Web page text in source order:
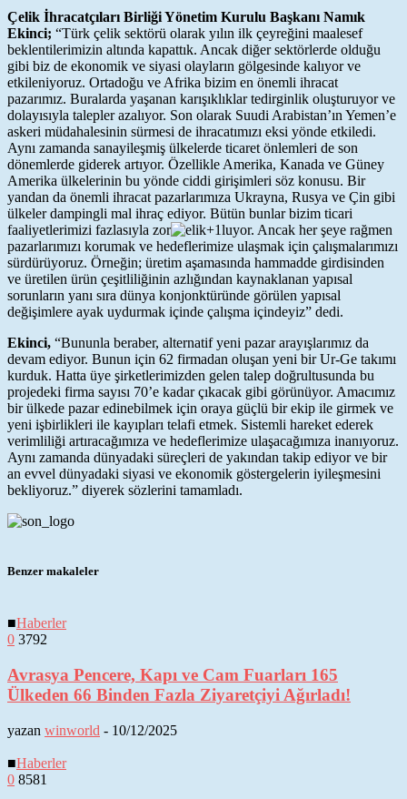
Çelik İhracatçıları Birliği Yönetim Kurulu Başkanı Namık
Ekinci; “Türk çelik sektörü olarak yılın ilk çeyreğini maalesef
beklentilerimizin altında kapattık. Ancak diğer sektörlerde olduğu
gibi biz de ekonomik ve siyasi olayların gölgesinde kalıyor ve
etkileniyoruz. Ortadoğu ve Afrika bizim en önemli ihracat
pazarımız. Buralarda yaşanan karışıklıklar tedirginlik oluşturuyor ve
dolayısıyla talepler azalıyor. Son olarak Suudi Arabistan’ın Yemen’e
askeri müdahalesinin sürmesi de ihracatımızı eksi yönde etkiledi.
Aynı zamanda sanayileşmiş ülkelerde ticaret önlemleri de son
dönemlerde giderek artıyor. Özellikle Amerika, Kanada ve Güney
Amerika ülkelerinin bu yönde ciddi girişimleri söz konusu. Bir
yandan da önemli ihracat pazarlarımıza Ukrayna, Rusya ve Çin gibi
ülkeler dampingli mal ihraç ediyor. Bütün bunlar bizim ticari
faaliyetlerimizi fazlasıyla zor
luyor. Ancak her şeye rağmen
pazarlarımızı korumak ve hedeflerimize ulaşmak için çalışmalarımızı
sürdürüyoruz. Örneğin; üretim aşamasında hammadde girdisinden
ve üretilen ürün çeşitliliğinin azlığından kaynaklanan yapısal
sorunların yanı sıra dünya konjonktüründe görülen yapısal
değişimlere ayak uydurmak içinde çalışma içindeyiz” dedi.
Ekinci, “Bununla beraber, alternatif yeni pazar arayışlarımız da
devam ediyor. Bunun için 62 firmadan oluşan yeni bir Ur-Ge takımı
kurduk. Hatta üye şirketlerimizden gelen talep doğrultusunda bu
projedeki firma sayısı 70’e kadar çıkacak gibi görünüyor. Amacımız
bir ülkede pazar edinebilmek için oraya güçlü bir ekip ile girmek ve
yeni işbirlikleri ile kayıpları telafi etmek. Sistemli hareket ederek
verimliliği artıracağımıza ve hedeflerimize ulaşacağımıza inanıyoruz.
Aynı zamanda dünyadaki süreçleri de yakından takip ediyor ve bir
an evvel dünyadaki siyasi ve ekonomik göstergelerin iyileşmesini
bekliyoruz.” diyerek sözlerini tamamladı.
Benzer makaleler
■Haberler
0 3792
Avrasya Pencere, Kapı ve Cam Fuarları 165
Ülkeden 66 Binden Fazla Ziyaretçiyi Ağırladı!
yazan winworld - 10/12/2025
■Haberler
0 8581